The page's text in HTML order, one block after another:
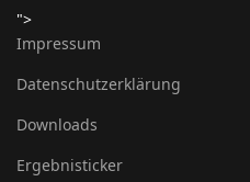
">
Impressum
Datenschutzerklärung
Downloads
Ergebnisticker